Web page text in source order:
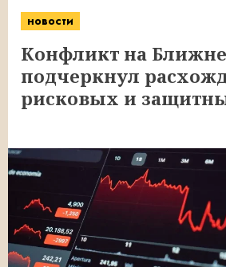
новости
Конфликт на
подчеркнул
рисковых и